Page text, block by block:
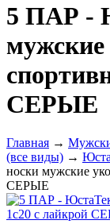
5 ПАР -
СЕРЫЕ
Главная →
(все виды) →
носки мужские
СЕРЫЕ